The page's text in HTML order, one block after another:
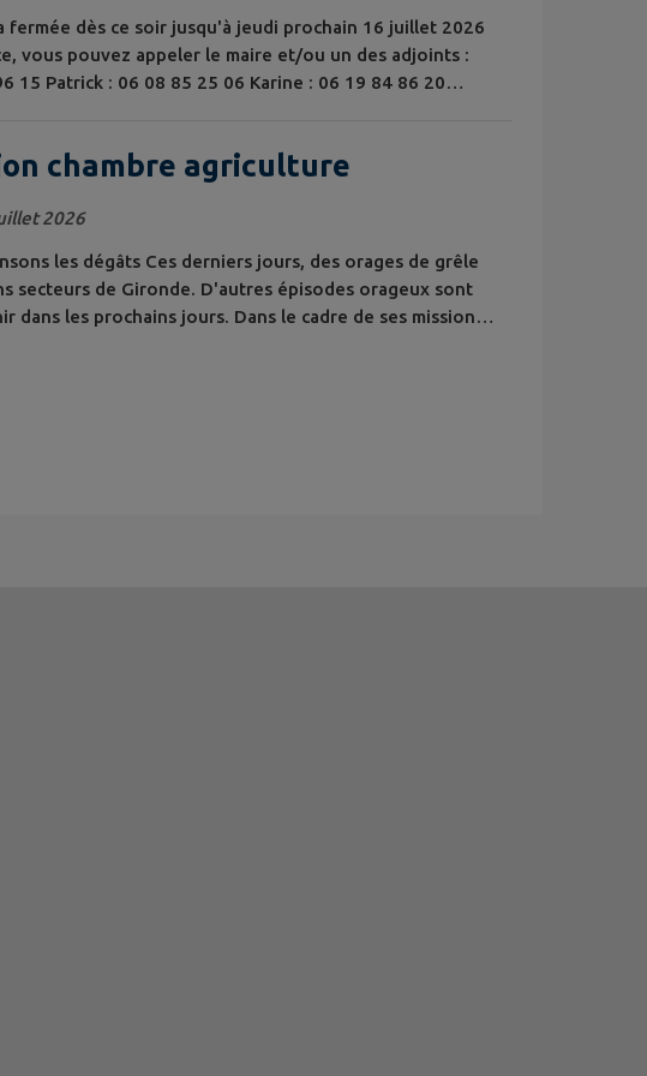
fermée dès ce soir jusqu'à jeudi prochain 16 juillet 2026
vous pouvez appeler le maire et/ou un des adjoints :
15 Patrick : 06 08 85 25 06 Karine : 06 19 84 86 20
chambre agriculture
2026
les dégâts Ces derniers jours, des orages de grêle
secteurs de Gironde. D'autres épisodes orageux sont
dans les prochains jours. Dans le cadre de ses missions,